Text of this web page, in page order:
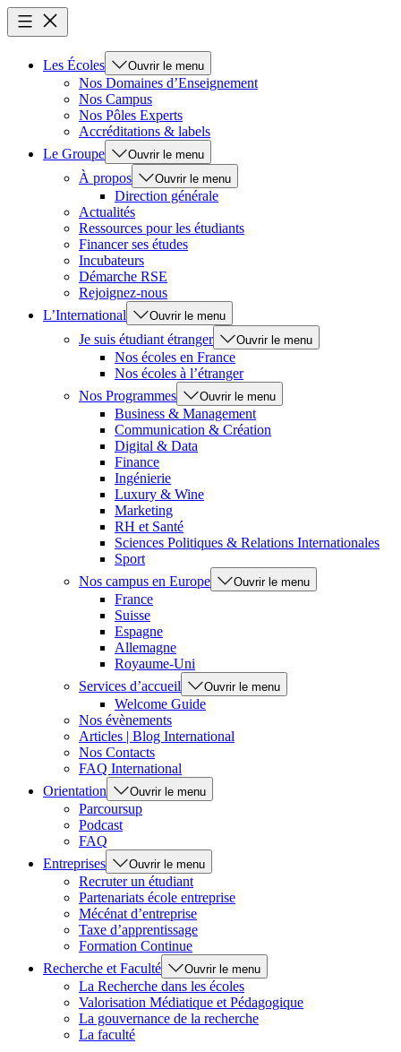
Les Écoles Ouvrir le menu
Nos Domaines d’Enseignement
Nos Campus
Nos Pôles Experts
Accréditations & labels
Le Groupe
Ouvrir le menu
À propos Ouvrir le menu
Direction générale
Actualités
Ressources pour les étudiants
Financer ses études
Incubateurs
Démarche RSE
Rejoignez-nous
L’International
Ouvrir le menu
Je suis étudiant étranger Ouvrir le menu
Nos écoles en France
Nos écoles à l’étranger
Nos Programmes
Ouvrir le menu
Business & Management
Communication & Création
Digital & Data
Finance
Ingénierie
Luxury & Wine
Marketing
RH et Santé
Sciences Politiques & Relations Internationales
Sport
Nos campus en Europe
Ouvrir le menu
France
Suisse
Espagne
Allemagne
Royaume-Uni
Services d’accueil
Ouvrir le menu
Welcome Guide
Nos évènements
Articles | Blog International
Nos Contacts
FAQ International
Orientation
Ouvrir le menu
Parcoursup
Podcast
FAQ
Entreprises
Ouvrir le menu
Recruter un étudiant
Partenariats école entreprise
Mécénat d’entreprise
Taxe d’apprentissage
Formation Continue
Recherche et Faculté
Ouvrir le menu
La Recherche dans les écoles
Valorisation Médiatique et Pédagogique
La gouvernance de la recherche
La faculté